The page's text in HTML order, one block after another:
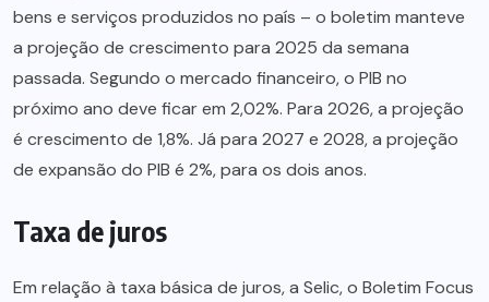
bens e serviços produzidos no país – o boletim manteve
a projeção de crescimento para 2025 da semana
passada. Segundo o mercado financeiro, o PIB no
próximo ano deve ficar em 2,02%. Para 2026, a projeção
é crescimento de 1,8%. Já para 2027 e 2028, a projeção
de expansão do PIB é 2%, para os dois anos.
Taxa de juros
Em relação à taxa básica de juros, a Selic, o Boletim Focus